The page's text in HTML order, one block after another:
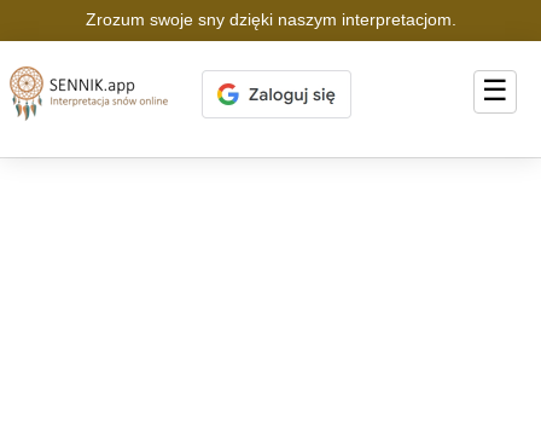
Zrozum swoje sny dzięki naszym interpretacjom.
☰